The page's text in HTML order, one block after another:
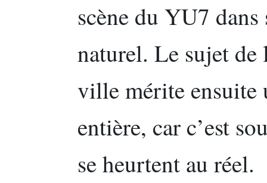
scène du YU7
naturel. Le sujet de
ville mérite ensuite
entière, car c’est
se heurtent au réel.